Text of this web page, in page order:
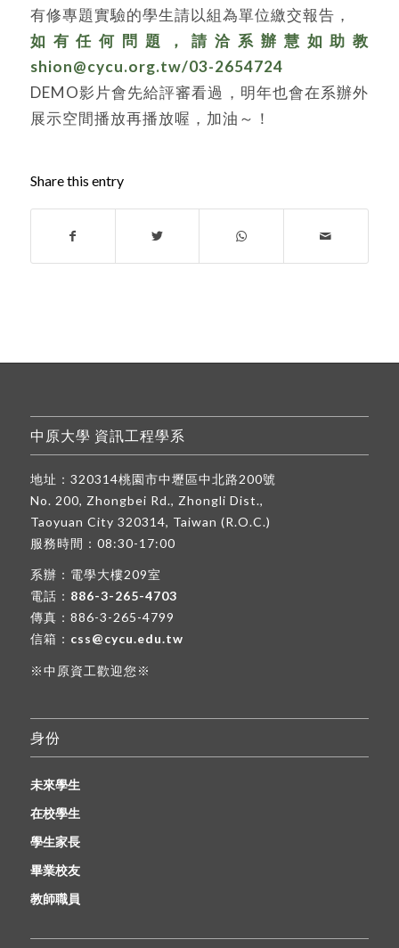
有修專題實驗的學生請以組為單位繳交報告，
如有任何問題，請洽系辦慧如助教
shion@cycu.org.tw/03-2654724
DEMO影片會先給評審看過，明年也會在系辦外
展示空間播放再播放喔，加油～！
Share this entry
中原大學 資訊工程學系
地址：320314桃園市中壢區中北路200號
No. 200, Zhongbei Rd., Zhongli Dist.,
Taoyuan City 320314, Taiwan (R.O.C.)
服務時間：08:30-17:00
系辦：電學大樓209室
電話： 886-3-265-4703
傳真：886-3-265-4799
信箱： css@cycu.edu.tw
※中原資工歡迎您※
身份
未來學生
在校學生
學生家長
畢業校友
教師職員